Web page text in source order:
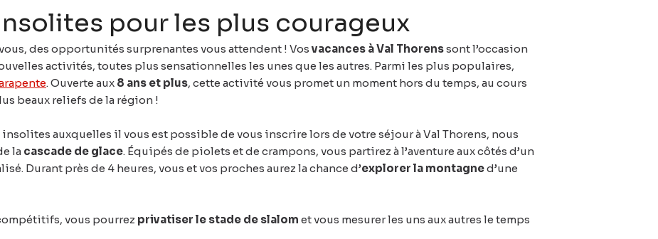
pour les plus courageux
des opportunités surprenantes vous attendent ! Vos vacances à Val Thorenssont l’occasion
activités, toutes plus sensationnelles les unes que les autres. Parmi les plus populaires,
. Ouverte aux 8 ans et plus, cette activité vous promet un moment hors du temps, au cours
beaux reliefs de la région !
auxquelles il vous est possible de vous inscrire lors de votre séjour à Val Thorens, nous
la cascade de glace. Équipés de piolets et de crampons, vous partirez à l’aventure aux côtés d’un
Durant près de 4 heures, vous et vos proches aurez la chance d’explorer la montagned’une
vous pourrez privatiser le stade de slalom et vous mesurer les uns aux autres le temps